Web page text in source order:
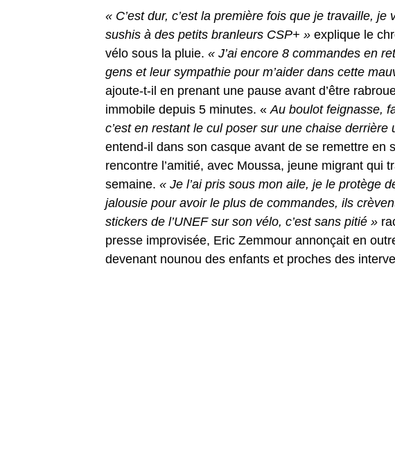
« C’est dur, c’est la première fois que je travaille,
sushis à des petits branleurs CSP+ » explique le
vélo sous la pluie. « J’ai encore 8 commandes en
gens et leur sympathie pour m’aider dans cette
ajoute-t-il en prenant une pause avant d’être
immobile depuis 5 minutes. « Au boulot feignasse,
c’est en restant le cul poser sur une chaise
entend-il dans son casque avant de se remettre en
rencontre l’amitié, avec Moussa, jeune migrant qui
semaine. « Je l’ai pris sous mon aile, je le protège
jalousie pour avoir le plus de commandes, ils
stickers de l’UNEF sur son vélo, c’est sans pitié »
presse improvisée, Eric Zemmour annonçait en
devenant nounou des enfants et proches des